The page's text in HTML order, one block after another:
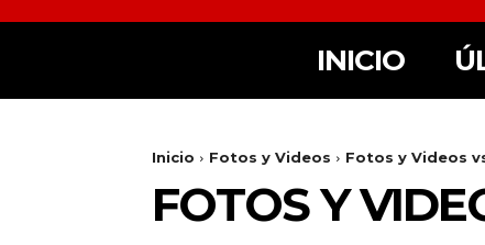
INICIO
Inicio Fotos y Videos Fotos y Videos
FOTOS Y